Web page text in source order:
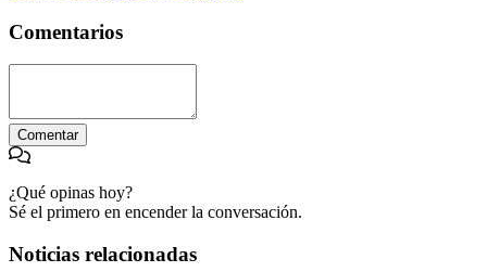
Comentarios
Comentar
¿Qué opinas hoy?
Sé el primero en encender la conversación.
Noticias relacionadas